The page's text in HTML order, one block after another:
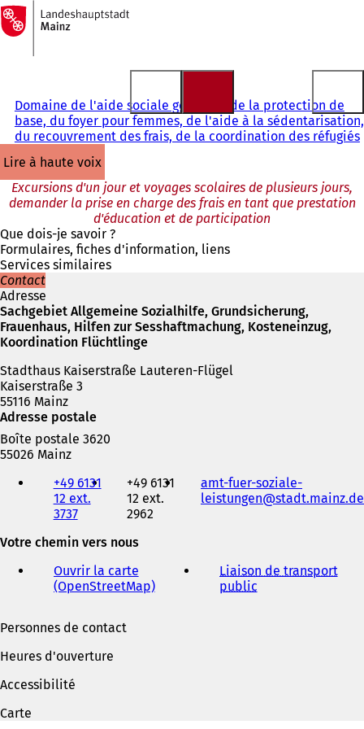
Accéder au contenu
Vers
la
page
d'accueil
Domaine de l'aide sociale générale, de la protection de
base, du foyer pour femmes, de l'aide à la sédentarisation,
du recouvrement des frais, de la coordination des réfugiés
lire à haute voix
Excursions d'un jour et voyages scolaires de plusieurs jours,
demander la prise en charge des frais en tant que prestation
d'éducation et de participation
Que dois-je savoir ?
Formulaires, fiches d'information, liens
Services similaires
Contact
Adresse
Sachgebiet Allgemeine Sozialhilfe, Grundsicherung,
Frauenhaus, Hilfen zur Sesshaftmachung, Kosteneinzug,
Koordination Flüchtlinge
Stadthaus Kaiserstraße Lauteren-Flügel
Kaiserstraße 3
55116 Mainz
Adresse postale
Boîte postale 3620
55026 Mainz
électronique
+49 6131
12 ext.
3737
+49 6131
12 ext.
2962
amt-fuer-soziale-
leistungen
stadt.mainz de
Votre chemin vers nous
Ouvrir la carte
(OpenStreetMap)(
Liaison de transport
public
Personnes de contact
Heures d'ouverture
Accessibilité
Carte